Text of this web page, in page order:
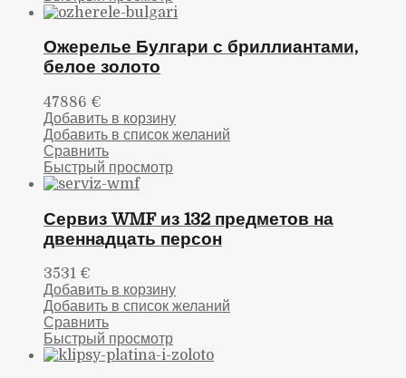
Ожерелье Булгари с бриллиантами,
белое золото
47886 €
Добавить в корзину
Добавить в список желаний
Сравнить
Быстрый просмотр
Сервиз WMF из 132 предметов на
двеннадцать персон
3531 €
Добавить в корзину
Добавить в список желаний
Сравнить
Быстрый просмотр